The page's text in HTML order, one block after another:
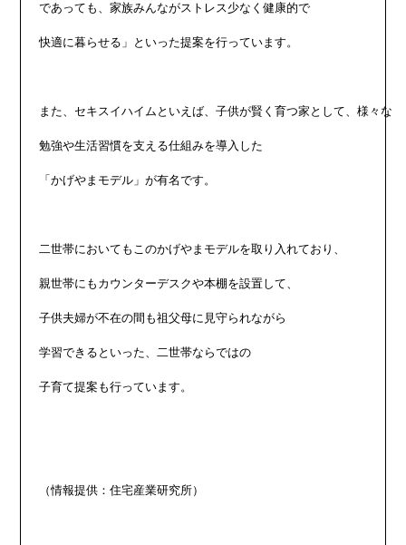
であっても、家族みんながストレス少なく健康的で
快適に暮らせる」といった提案を行っています。
また、セキスイハイムといえば、子供が賢く育つ家として、様々な
勉強や生活習慣を支える仕組みを導入した
「かげやまモデル」が有名です。
二世帯においてもこのかげやまモデルを取り入れており、
親世帯にもカウンターデスクや本棚を設置して、
子供夫婦が不在の間も祖父母に見守られながら
学習できるといった、二世帯ならではの
子育て提案も行っています。